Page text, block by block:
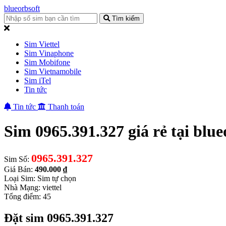
blueorbsoft
Tìm kiếm
Sim Viettel
Sim Vinaphone
Sim Mobifone
Sim Vietnamobile
Sim iTel
Tin tức
Tin tức
Thanh toán
Sim 0965.391.327 giá rẻ tại
Sim Số: 0965.391.327
Giá Bán: 490.000 ₫
Loại Sim: Sim tự chọn
Nhà Mạng: viettel
Tổng điểm: 45
Đặt sim 0965.391.327